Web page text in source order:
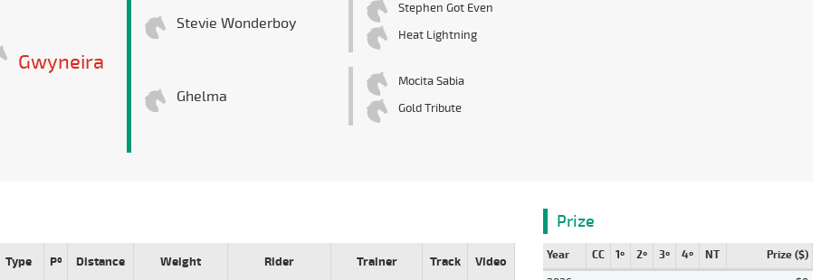
Gwyneira
Stevie Wonderboy
Stephen Got Even
Heat Lightning
Ghelma
Mocita Sabia
Gold Tribute
Type Pº Distance Weight Rider Trainer Track Video
Prize
Year CC 1º 2º 3º 4º NT Prize ($)